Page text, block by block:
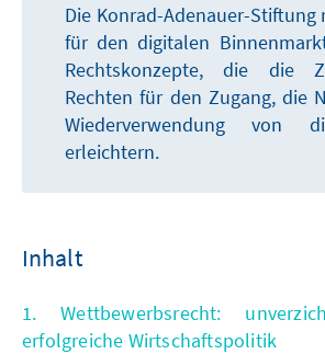
Die Konrad-Adenauer-Stiftung
für den digitalen
Rechtskonzepte, die die
Rechten für den Zugang, die
Wiederverwendung von
erleichtern.
Inhalt
1. Wettbewerbsrecht:
erfolgreiche Wirtschaftspolitik